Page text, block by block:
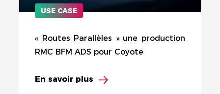
« Routes Parallèles » une production
RMC BFM ADS pour Coyote
En savoir plus
USE CASE